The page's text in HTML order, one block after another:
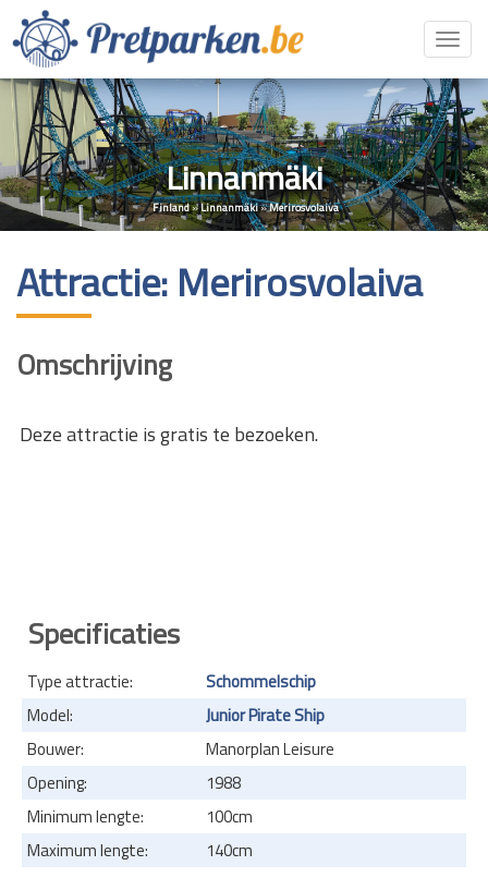
Linnanmäki
Finland»Linnanmäki»Merirosvolaiva
Attractie: Merirosvolaiva
Omschrijving
Deze attractie is gratis te bezoeken.
Specificaties
Type attractie:
Schommelschip
Model:
Junior Pirate Ship
Bouwer:
Manorplan Leisure
Opening:
1988
Minimum lengte:
100cm
Maximum lengte:
140cm